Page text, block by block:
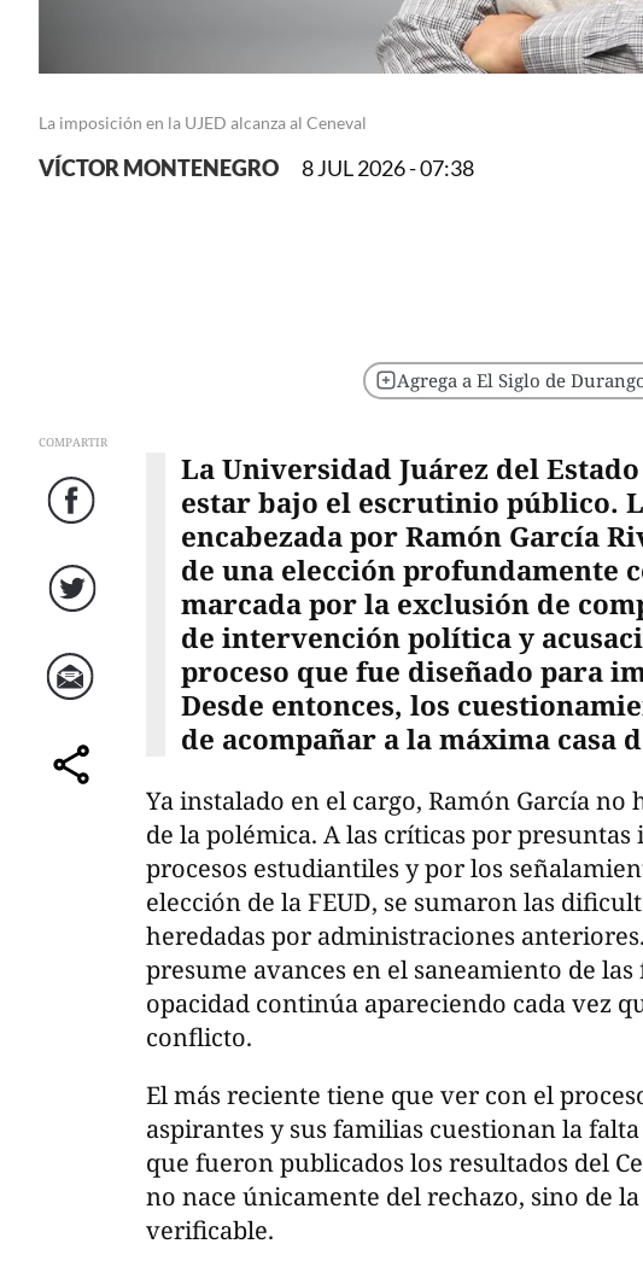
La imposición en la UJED alcanza al Ceneval
VÍCTOR MONTENEGRO 8 JUL 2026 - 07:38
Agrega a El Siglo de
COMPARTIR
Facebook
Twitter
Correo
comparte
La Universidad Juárez del
estar bajo el escrutinio público.
encabezada por Ramón García
de una elección profundamente
marcada por la exclusión de
de intervención política y
proceso que fue diseñado para
Desde entonces, los
de acompañar a la máxima casa
Ya instalado en el cargo, Ramón García no
de la polémica. A las críticas por
procesos estudiantiles y por los
elección de la FEUD, se sumaron las
heredadas por administraciones
presume avances en el saneamiento de
opacidad continúa apareciendo cada vez
conflicto.
El más reciente tiene que ver con el
aspirantes y sus familias cuestionan la
que fueron publicados los resultados del
no nace únicamente del rechazo, sino de
verificable.